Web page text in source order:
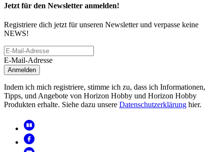
Jetzt für den Newsletter anmelden!
Registriere dich jetzt für unseren Newsletter und verpasse keine
NEWS!
E-Mail-Adresse
Anmelden
Indem ich mich registriere, stimme ich zu, dass ich Informationen,
Tipps, und Angebote von Horizon Hobby und Horizon Hobby
Produkten erhalte. Siehe dazu unsere Datenschutzerklärung hier.